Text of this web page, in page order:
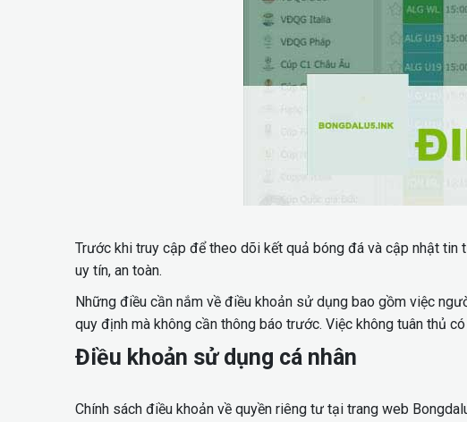
Trước khi truy cập để theo dõi kết quả bóng đá và cập nhật
uy tín, an toàn.
Những điều cần nắm về điều khoản sử dụng bao gồm việc
quy định mà không cần thông báo trước. Việc không tuân thủ
Điều khoản sử dụng cá nhân
Chính sách điều khoản về quyền riêng tư tại trang web